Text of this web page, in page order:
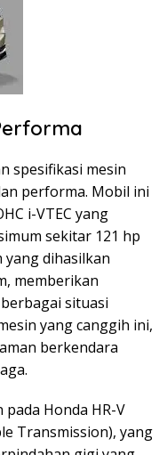
spesifikasi mesin
performa. Mobil ini
i-VTEC yang
sekitar 121 hp
yang dihasilkan
memberikan
situasi
yang canggih ini,
berkendara
Honda HR-V
Transmission), yang